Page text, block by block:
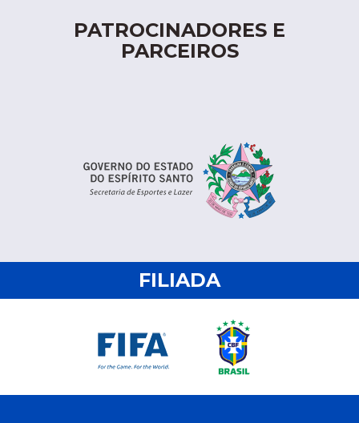
PATROCINADORES E
PARCEIROS
FILIADA